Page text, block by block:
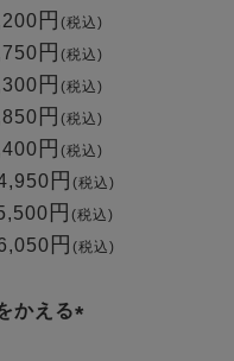
税込
税込
税込
税込
税込
税込
税込
税込
かえる